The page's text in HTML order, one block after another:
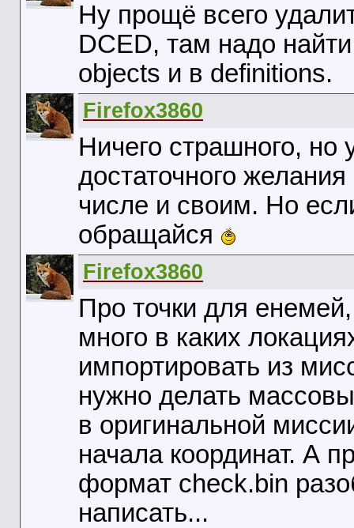
Ну прощё всего
DCED, там надо
objects и в definitions.
Firefox3860
Ничего страшного, но
достаточного
числе и своим. Но
обращайся
Firefox3860
Про точки для
много в каких
импортировать из
нужно делать
в оригинальной
начала координат. А
формат check.bin
написать...